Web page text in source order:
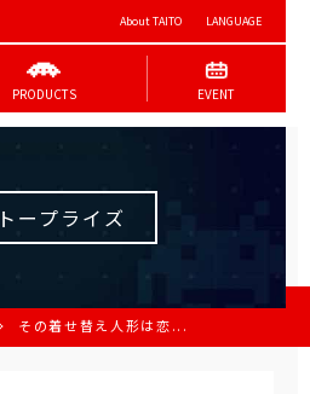
About TAITO LANGUAGE
PRODUCTS EVENT
ープライズ
その着せ替え人形は恋...